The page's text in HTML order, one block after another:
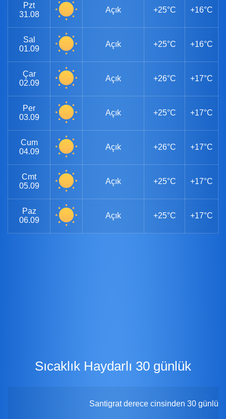
Pzt
31.08
Açık +25°C +16°C
Sal
01.09
Açık +25°C +16°C
Çar
02.09
Açık +26°C +17°C
Per
03.09
Açık +25°C +17°C
Cum
04.09
Açık +26°C +17°C
Cmt
05.09
Açık +25°C +17°C
Paz
06.09
Açık +25°C +17°C
Sıcaklık Haydarlı 30 günlük
Santigrat derece cinsinden 30 günlük